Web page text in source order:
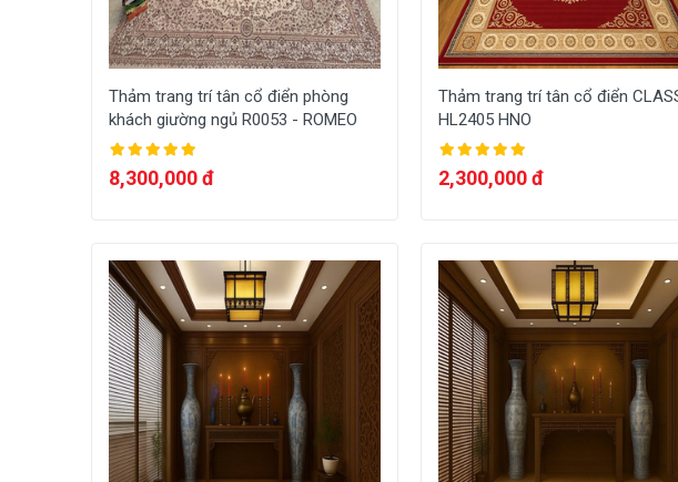
Thảm trang trí tân cổ điển phòng
khách giường ngủ R0053 - ROMEO
8,300,000 đ
Thảm trang trí tân cổ điển
HL2405 HNO
2,300,000 đ